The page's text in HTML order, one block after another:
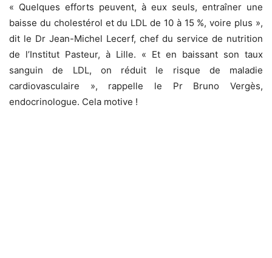
« Quelques efforts peuvent, à eux seuls, entraîner une
baisse du cholestérol et du LDL de 10 à 15 %, voire plus »,
dit le Dr Jean-Michel Lecerf, chef du service de nutrition
de l’Institut Pasteur, à Lille. « Et en baissant son taux
sanguin de LDL, on réduit le risque de maladie
cardiovasculaire », rappelle le Pr Bruno Vergès,
endocrinologue. Cela motive !